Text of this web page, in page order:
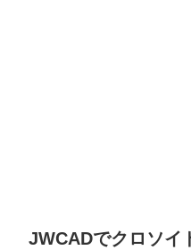
JWCADでクロソイ